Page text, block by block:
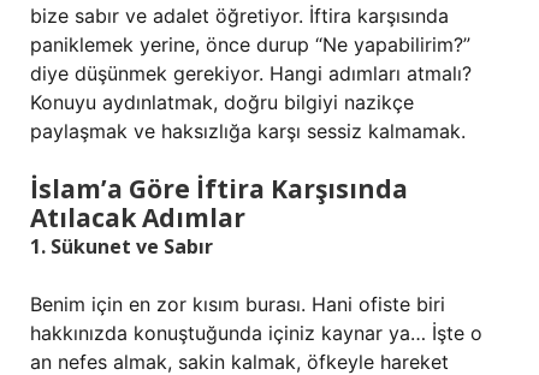
bize sabır ve adalet öğretiyor. İftira karşısında
paniklemek yerine, önce durup “Ne yapabilirim?”
diye düşünmek gerekiyor. Hangi adımları atmalı?
Konuyu aydınlatmak, doğru bilgiyi nazikçe
paylaşmak ve haksızlığa karşı sessiz kalmamak.
İslam’a Göre İftira Karşısında
Atılacak Adımlar
1. Sükunet ve Sabır
Benim için en zor kısım burası. Hani ofiste biri
hakkınızda konuştuğunda içiniz kaynar ya… İşte o
an nefes almak, sakin kalmak, öfkeyle hareket